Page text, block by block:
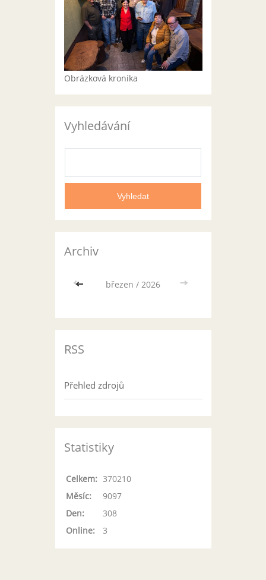
Obrázková kronika
Vyhledávání
Archiv
<< březen / 2026 >>
RSS
Přehled zdrojů
Statistiky
Online: 3
Celkem: 370210
Měsíc:
9097
Den:
308